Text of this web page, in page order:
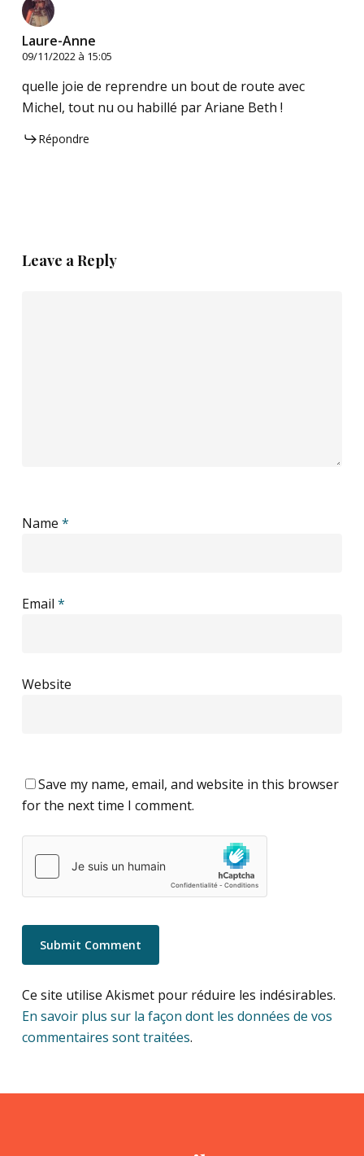
Laure-Anne
09/11/2022 à 15:05
quelle joie de reprendre un bout de route avec
Michel, tout nu ou habillé par Ariane Beth !
Répondre
Leave a Reply
Name *
Email *
Website
Save my name, email, and website in this browser
for the next time I comment.
Ce site utilise Akismet pour réduire les indésirables.
En savoir plus sur la façon dont les données de vos
commentaires sont traitées.